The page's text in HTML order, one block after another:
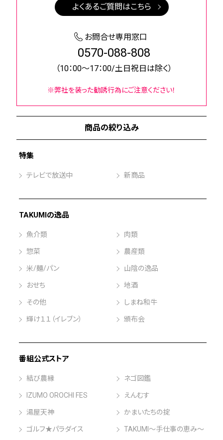
商品の絞り込み
特集
テレビで放送中 新商品
TAKUMIの逸品
魚介類 肉類
惣菜 農産類
米/麺/パン 山陰の逸品
おせち 地酒
その他 しまね和牛
輝け１１（イレブン） 頒布会
番組公式ストア
結び農縁 ネゴ図鑑
IZUMO OROCHI FES えんむす
湯屋天神 かまいたちの掟
ゴルフ★パラダイス TAKUMI～手仕事の恵み～
よくあるご質問はこちら
お問合せ専用窓口
0570-088-808
（10：00～17：00/土日祝日は除く）
※弊社を装った勧誘行為にご注意ください！